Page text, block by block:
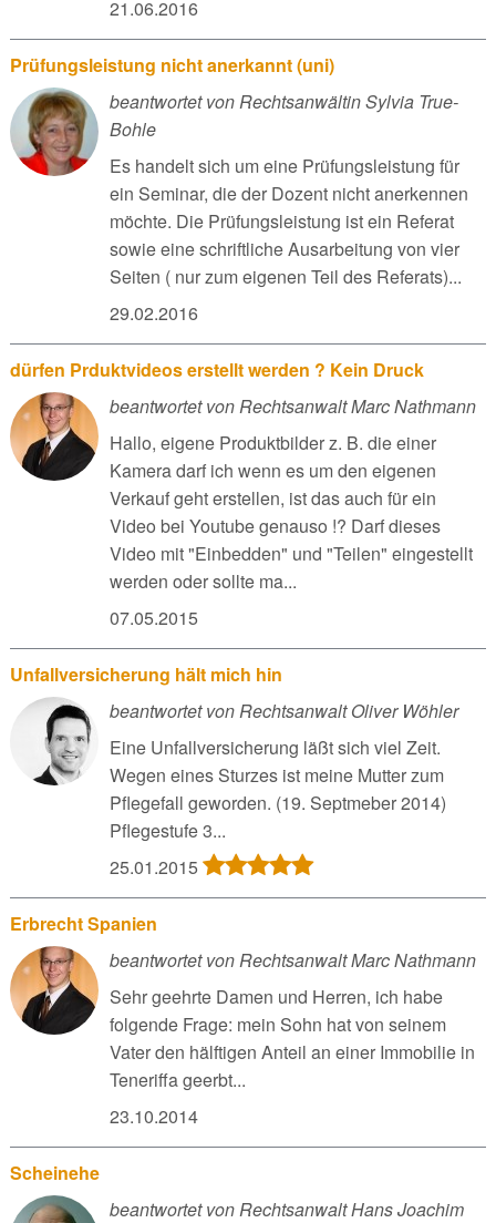
21.06.2016
Prüfungsleistung nicht anerkannt (uni)
beantwortet von Rechtsanwältin Sylvia True-
Bohle
Es handelt sich um eine Prüfungsleistung für
ein Seminar, die der Dozent nicht anerkennen
möchte. Die Prüfungsleistung ist ein Referat
sowie eine schriftliche Ausarbeitung von vier
Seiten ( nur zum eigenen Teil des Referats)...
29.02.2016
dürfen Prduktvideos erstellt werden ? Kein Druck
beantwortet von Rechtsanwalt Marc Nathmann
Hallo, eigene Produktbilder z. B. die einer
Kamera darf ich wenn es um den eigenen
Verkauf geht erstellen, ist das auch für ein
Video bei Youtube genauso !? Darf dieses
Video mit "Einbedden" und "Teilen" eingestellt
werden oder sollte ma...
07.05.2015
Unfallversicherung hält mich hin
beantwortet von Rechtsanwalt Oliver Wöhler
Eine Unfallversicherung läßt sich viel Zeit.
Wegen eines Sturzes ist meine Mutter zum
Pflegefall geworden. (19. Septmeber 2014)
Pflegestufe 3...
25.01.2015
Erbrecht Spanien
beantwortet von Rechtsanwalt Marc Nathmann
Sehr geehrte Damen und Herren, ich habe
folgende Frage: mein Sohn hat von seinem
Vater den hälftigen Anteil an einer Immobilie in
Teneriffa geerbt...
23.10.2014
Scheinehe
beantwortet von Rechtsanwalt Hans Joachim